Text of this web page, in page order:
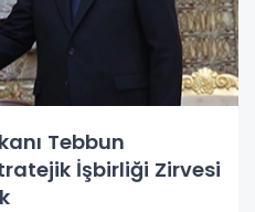
Tebbun
İşbirliği Zirvesi